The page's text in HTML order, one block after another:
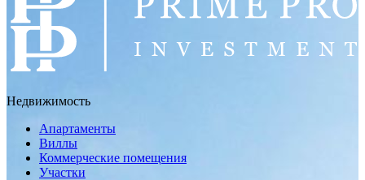
Недвижимость
Апартаменты
Виллы
Коммерческие помещения
Участки